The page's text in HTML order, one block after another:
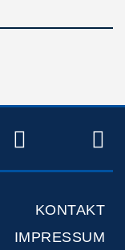
KONTAKT
IMPRESSUM